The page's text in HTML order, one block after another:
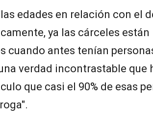
edades en relación con el
ya las cárceles están
cuando antes tenían
verdad incontrastable que
que casi el 90% de esas